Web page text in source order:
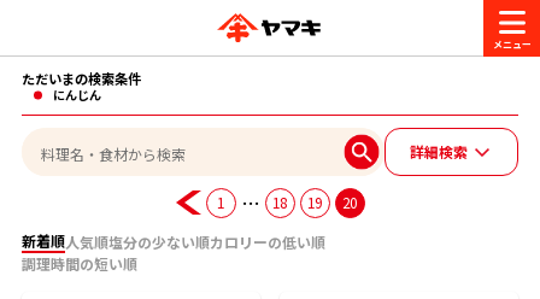
商品情報
レシピ
おいしいレシピを探す
かつお節・だしを楽しむ
ただいまの検索条件
にんじん
詳細検索
1 … 18 19
20
新着順人気順塩分の少ない順カロリーの低い順
調理時間の短い順